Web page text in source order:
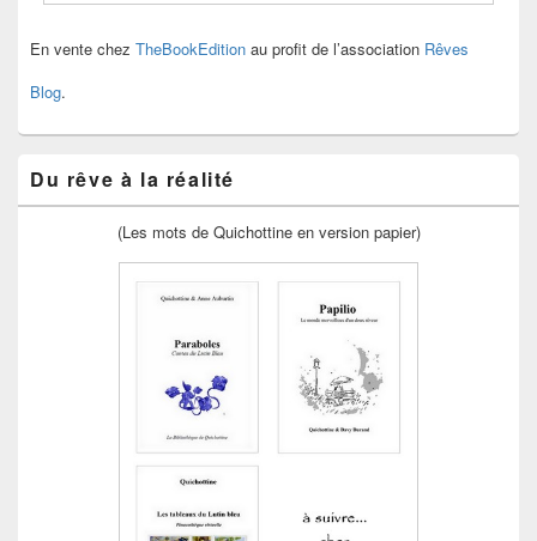
En vente chez TheBookEdition au profit de l’association Rêves
Blog.
Du rêve à la réalité
(Les mots de Quichottine en version papier)